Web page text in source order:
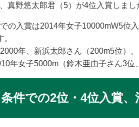
、真野悠太郎君（5）が4位入賞しまし
の入賞は2014年女子10000mW5位
年、新浜太郎さん（200m5位）
年女子5000m（鈴木亜由子さん3
件での2位・4位入賞